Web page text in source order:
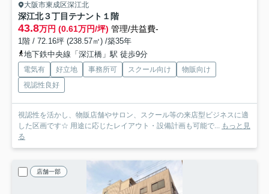
大阪市東成区深江北
深江北３丁目テナント １階
43.8万円 (0.61万円/坪) 管理/共益費-
1階 / 72.16坪 (238.57㎡) /築35年
地下鉄中央線「深江橋」駅 徒歩9分
電気有 好立地 事務所可 スクール向け
物販向け
視認性良好
視認性を活かし、物販店舗やサロン、スクール等の来店型ビジネスに適
した区画です☆ 用途に応じたレイアウト・設備計画も可能で... もっと見
る
店舗一部